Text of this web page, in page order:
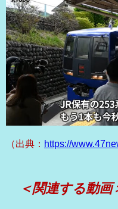
（出典： https://
＜関連する動画